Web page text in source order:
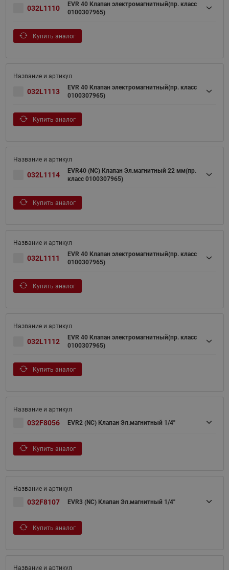
032L1110
EVR 40 Клапан электромагнитный(пр. класс
0100307965)
Купить аналог
032L1113
EVR 40 Клапан электромагнитный(пр. класс
0100307965)
Купить аналог
032L1114
EVR40 (NC) Клапан Эл.магнитный 22 мм(пр.
класс 0100307965)
Купить аналог
032L1111
EVR 40 Клапан электромагнитный(пр. класс
0100307965)
Купить аналог
032L1112
EVR 40 Клапан электромагнитный(пр. класс
0100307965)
Купить аналог
032F8056 EVR2 (NC) Клапан Эл.магнитный 1/4"
Купить аналог
032F8107 EVR3 (NC) Клапан Эл.магнитный 1/4"
Купить аналог